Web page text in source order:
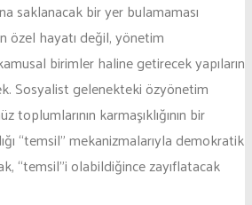
saklanacak bir yer bulamaması
özel hayatı değil, yönetim
birimler haline getirecek yapıların
Sosyalist gelenekteki özyönetim
toplumlarının karmaşıklığının bir
“temsil” mekanizmalarıyla demokratik
“temsil”i olabildiğince zayıflatacak